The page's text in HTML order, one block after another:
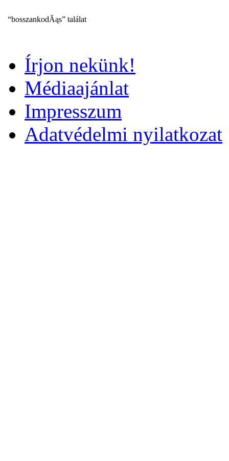
“bosszankodĂąs” találat
Írjon nekünk!
Médiaajánlat
Impresszum
Adatvédelmi nyilatkozat